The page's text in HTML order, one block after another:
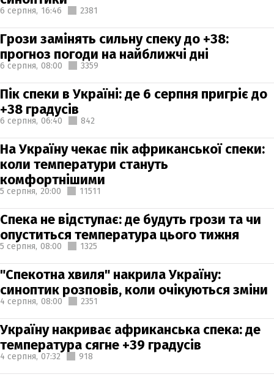
6 серпня, 16:46 2381
Грози замінять сильну спеку до +38:
прогноз погоди на найближчі дні
6 серпня, 08:00 3359
Пік спеки в Україні: де 6 серпня пригріє до
+38 градусів
6 серпня, 06:40 842
На Україну чекає пік африканської спеки:
коли температури стануть
комфортнішими
5 серпня, 20:00 11511
Спека не відступає: де будуть грози та чи
опуститься температура цього тижня
5 серпня, 08:00 1325
"Спекотна хвиля" накрила Україну:
синоптик розповів, коли очікуються зміни
4 серпня, 08:00 2351
Україну накриває африканська спека: де
температура сягне +39 градусів
4 серпня, 07:32 918